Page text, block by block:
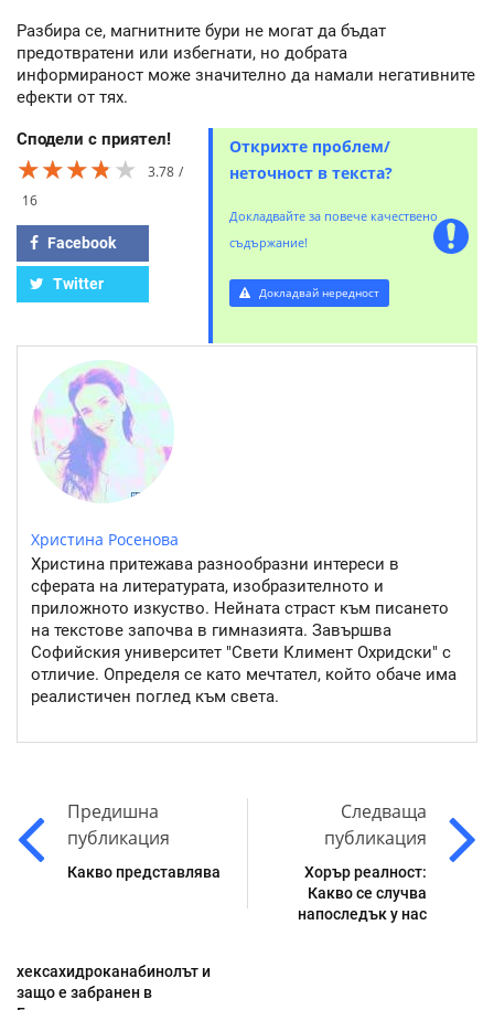
Разбира се, магнитните бури не могат да бъдат
предотвратени или избегнати, но добрата
информираност може значително да намали негативните
ефекти от тях.
Сподели с приятел!
★★★★★
★★★★★
★★★★★
3.78
16
Facebook
Twitter
Открихте проблем/
неточност в текста?
Докладвайте за повече качествено
съдържание!
Докладвай нередност
Христина Росенова
Христина притежава разнообразни интереси в
сферата на литературата, изобразителното и
приложното изкуство. Нейната страст към писането
на текстове започва в гимназията. Завършва
Софийския университет "Свети Климент Охридски" с
отличие. Определя се като мечтател, който обаче има
реалистичен поглед към света.
Предишна
публикация
Какво представлява
хексахидроканабинолът и
защо е забранен в
Следваща
публикация
Хорър реалност:
Какво се случва
напоследък у нас